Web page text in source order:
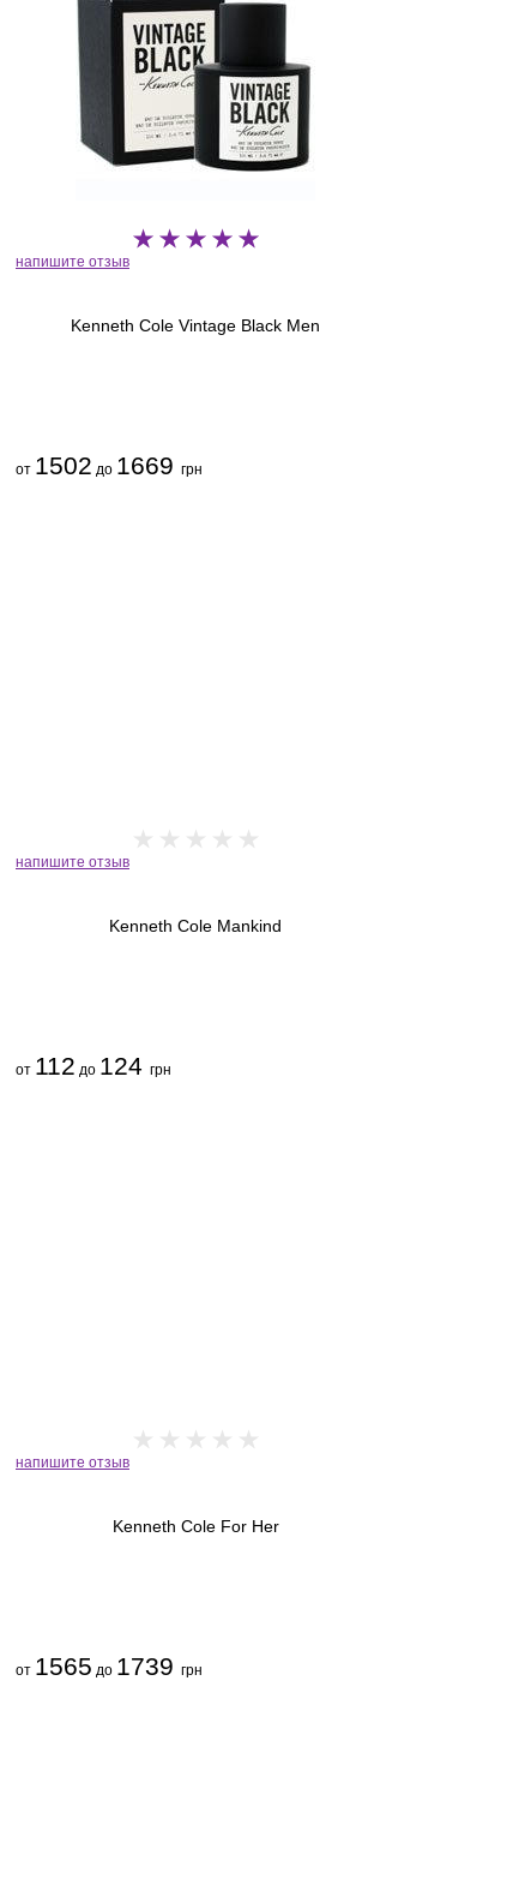
напишите отзыв
Kenneth Cole Vintage Black Men
от 1502 до 1669 грн
напишите отзыв
Kenneth Cole Mankind
от 112 до 124 грн
напишите отзыв
Kenneth Cole For Her
от 1565 до 1739 грн